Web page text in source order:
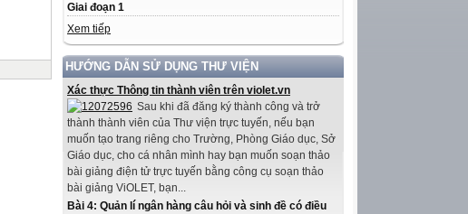
Giai đoạn 1
Xem tiếp
HƯỚNG DẪN SỬ DỤNG THƯ VIỆN
Xác thực Thông tin thành viên trên violet.vn
Sau khi đã đăng ký thành công và trở
thành thành viên của Thư viện trực tuyến, nếu bạn
muốn tạo trang riêng cho Trường, Phòng Giáo dục, Sở
Giáo dục, cho cá nhân mình hay bạn muốn soạn thảo
bài giảng điện tử trực tuyến bằng công cụ soạn thảo
bài giảng ViOLET, bạn...
Bài 4: Quản lí ngân hàng câu hỏi và sinh đề có điều